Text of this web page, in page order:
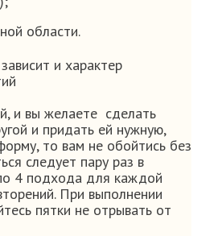
области.
и характер
и вы желаете сделать
и придать ей нужную,
то вам не обойтись без
следует пару раз в
4 подхода для каждой
При выполнении
пятки не отрывать от